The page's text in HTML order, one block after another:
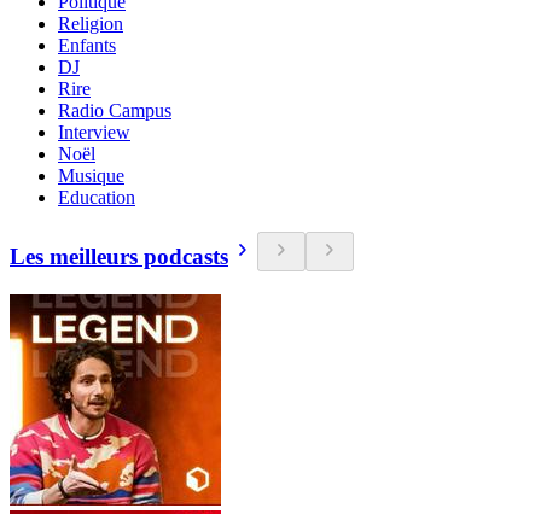
Religion
Enfants
DJ
Rire
Radio Campus
Interview
Noël
Musique
Education
Les meilleurs podcasts